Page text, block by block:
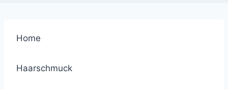
Home
Haarschmuck